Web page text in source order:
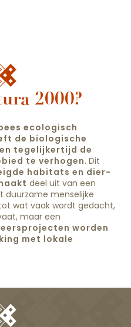
2000?
ecologisch
de biologische
tegelijkertijd de
te verhogen. Dit
habitats en dier-
deel uit van een
duurzame menselijke
wat vaak wordt gedacht,
maar een
worden
met lokale